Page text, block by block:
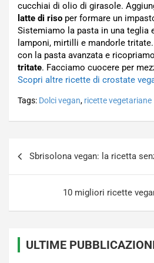
cucchiai di olio di girasole.
latte di riso per formare un
Sistemiamo la pasta in una teglia
lamponi, mirtilli e mandorle
con la pasta avanzata e
tritate. Facciamo cuocere per
Scopri altre ricette di crostate
Tags: Dolci vegan, ricette vegetariane
Sbrisolona vegan: la ricetta
10 migliori ricette
ULTIME